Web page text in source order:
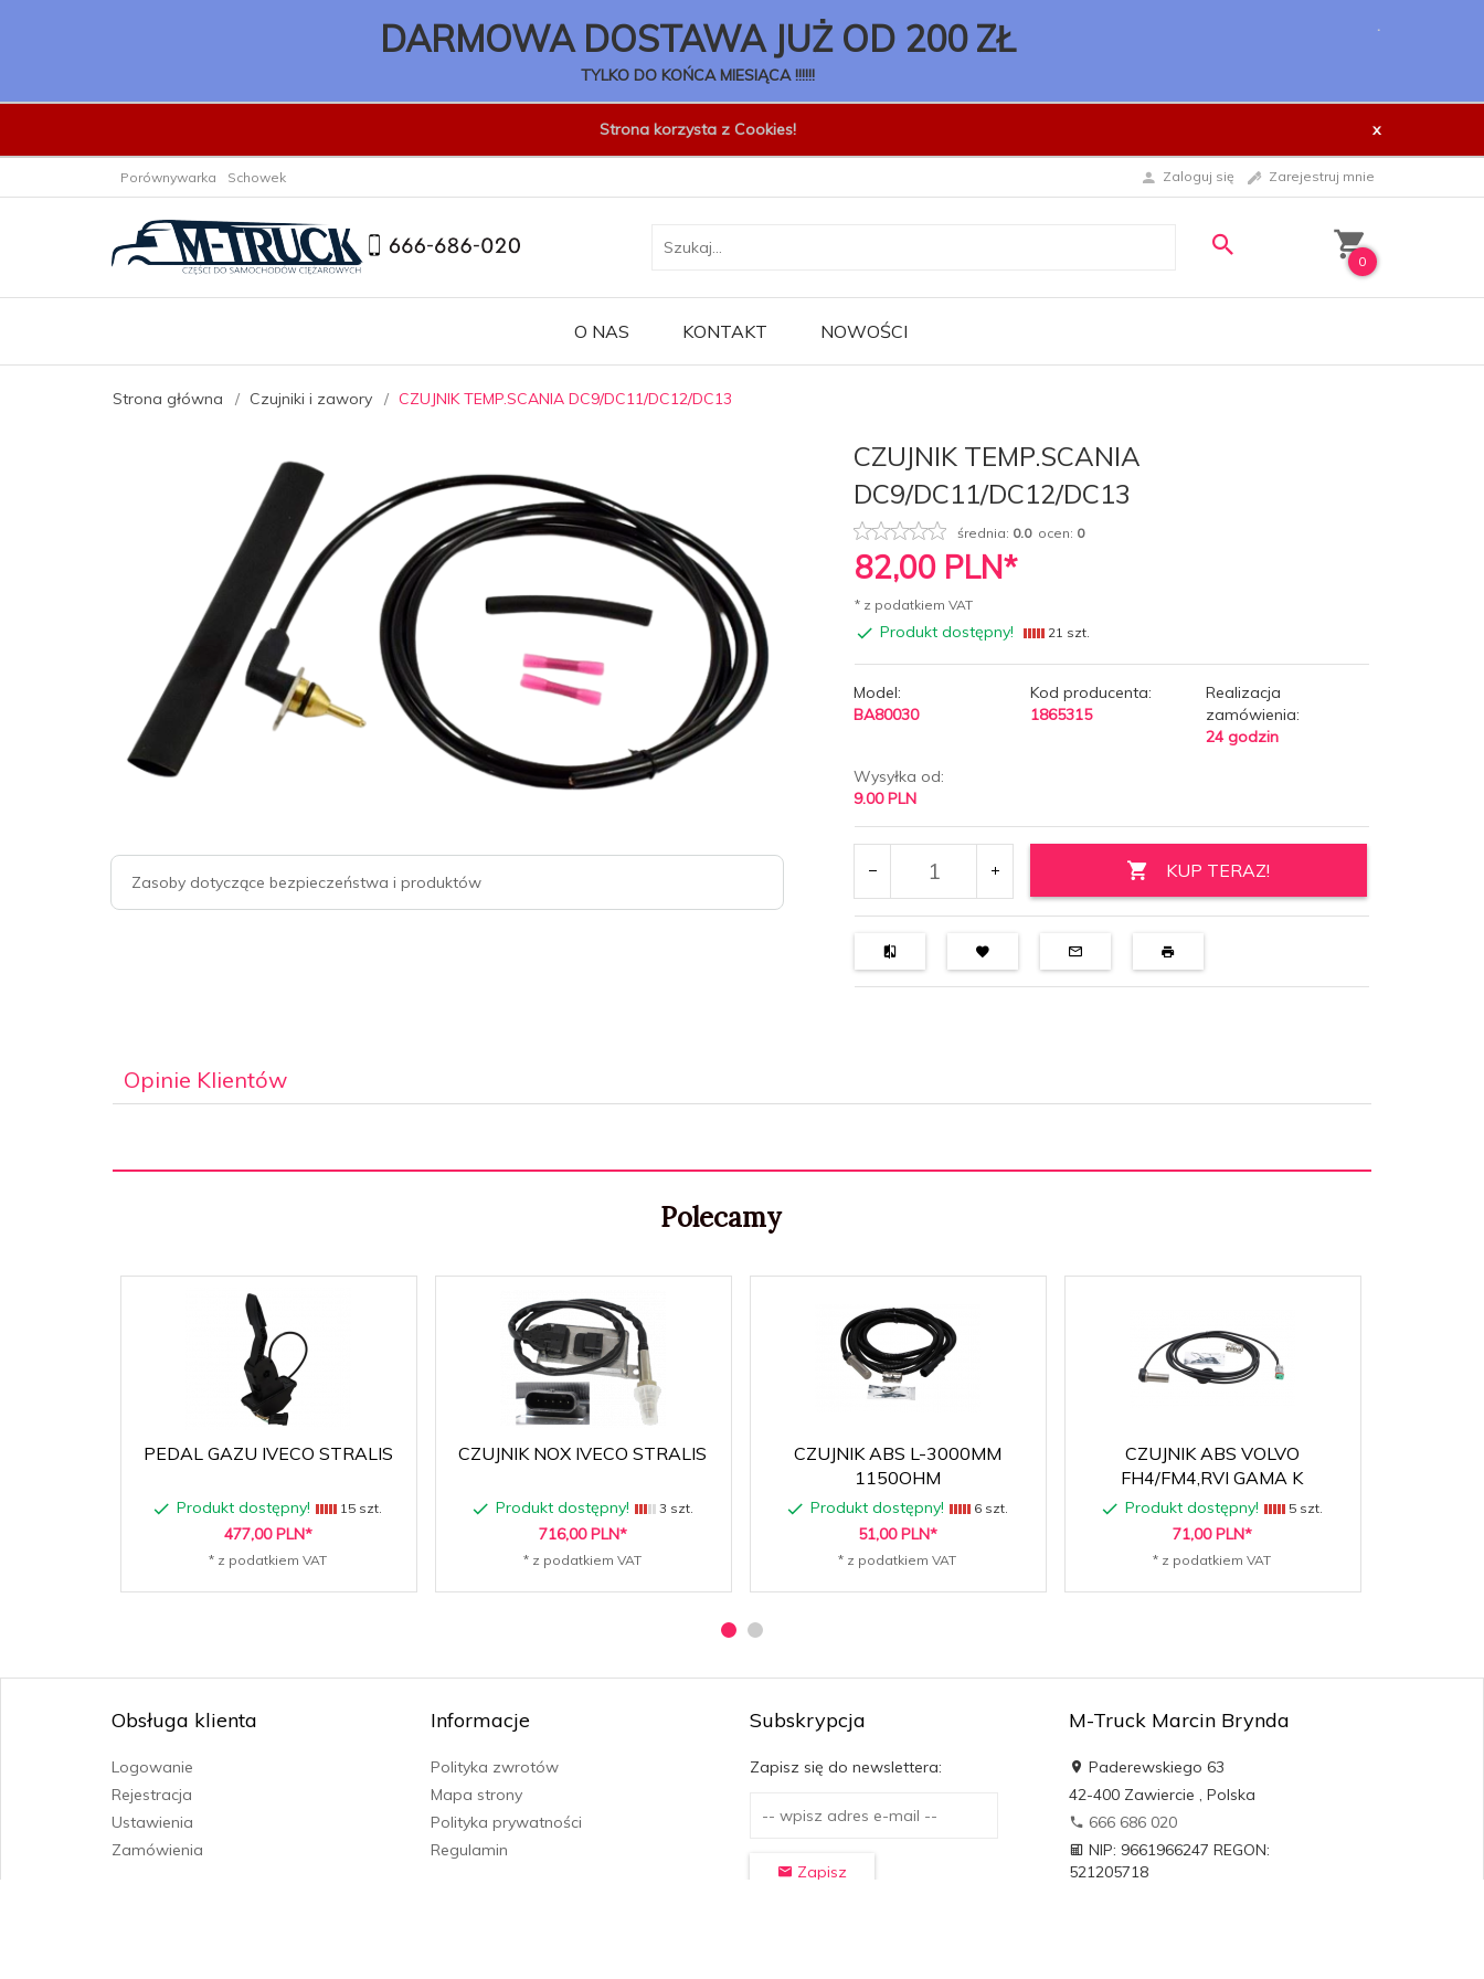
DARMOWA DOSTAWA JUŻ OD 200 ZŁ
TYLKO DO KOŃCA MIESIĄCA !!!!!!
.
Strona korzysta z Cookies! x
Porównywarka Schowek Zaloguj się Zarejestruj mnie
0
O NAS KONTAKT NOWOŚCI
Strona główna Czujniki i zawory CZUJNIK TEMP.SCANIA DC9/DC11/DC12/DC13
Zasoby dotyczące bezpieczeństwa i produktów
CZUJNIK TEMP.SCANIA
DC9/DC11/DC12/DC13
średnia: 0.0ocen: 0
82,00 PLN*
* z podatkiem VAT
Produkt dostępny! 21 szt.
Model:
BA80030
Kod producenta:
1865315
Realizacja
zamówienia:
24 godzin
Wysyłka od:
9.00 PLN
KUP TERAZ!
Opinie Klientów
Polecamy
PEDAL GAZU IVECO STRALIS
Produkt dostępny! 15 szt.
477,00 PLN*
* z podatkiem VAT
CZUJNIK NOX IVECO STRALIS
Produkt dostępny! 3 szt.
716,00 PLN*
* z podatkiem VAT
CZUJNIK ABS L-3000MM
1150OHM
Produkt dostępny! 6 szt.
51,00 PLN*
* z podatkiem VAT
CZUJNIK ABS VOLVO
FH4/FM4,RVI GAMA K
Produkt dostępny! 5 szt.
71,00 PLN*
* z podatkiem VAT
Obsługa klienta
Logowanie
Rejestracja
Ustawienia
Zamówienia
Informacje
Polityka zwrotów
Mapa strony
Polityka prywatności
Regulamin
Subskrypcja
Zapisz się do newslettera:
Zapisz
M-Truck Marcin Brynda
Paderewskiego 63
42-400 Zawiercie , Polska
666 686 020
NIP: 9661966247 REGON:
521205718